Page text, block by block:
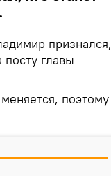
признался,
главы
поэтому